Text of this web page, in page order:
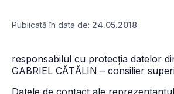
Publicată în data de: 24.05.2018
responsabilul cu protecția datelor
GABRIEL CĂTĂLIN – consilier
Datele de contact ale